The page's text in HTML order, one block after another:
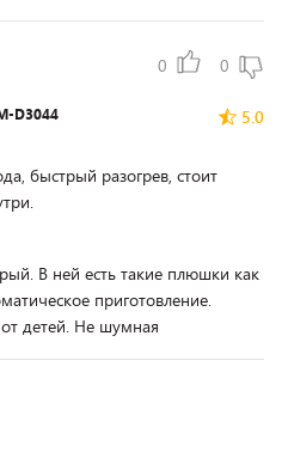
0 0
5.0
D3044
быстрый разогрев, стоит
В ней есть такие плюшки как
приготовление.
детей. Не шумная